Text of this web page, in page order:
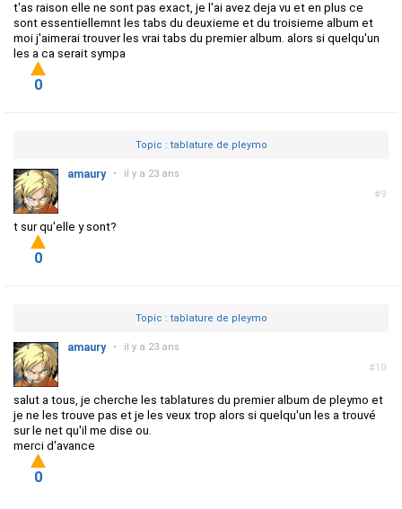
t'as raison elle ne sont pas exact, je l'ai avez deja vu et en plus ce
sont essentiellemnt les tabs du deuxieme et du troisieme album et
moi j'aimerai trouver les vrai tabs du premier album. alors si quelqu'un
les a ca serait sympa
0
Topic : tablature de pleymo
#9
amaury • il y a 23 ans
t sur qu'elle y sont?
0
Topic : tablature de pleymo
#10
amaury • il y a 23 ans
salut a tous, je cherche les tablatures du premier album de pleymo et
je ne les trouve pas et je les veux trop alors si quelqu'un les a trouvé
sur le net qu'il me dise ou.
merci d'avance
0